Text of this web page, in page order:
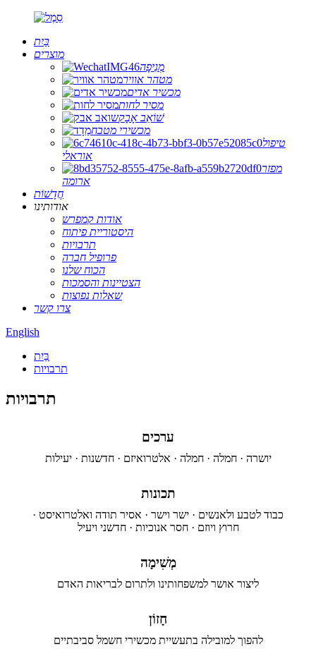
בַּיִת
מוצרים
מְנִיפָה
מטהר אוויר
מכשיר אדים
מסיר לחות
שׁוֹאֵב אָבָק
מכשירי מטבח
טיפול
אוראלי
מפזר
ארומה
חֲדָשׁוֹת
אודותינו
אודות קמפרש
היסטוריית פיתוח
תרבויות
פרופיל חברה
הכוח שלנו
הצטיינות והסמכות
שאלות נפוצות
צרו קשר
English
בַּיִת
תרבויות
תרבויות
ערכים
יושרה · חמלה · חמלה · אלטרואיזם · חדשנות · יעילות
תכונות
כבוד לטבע ולאנשים · ישר וישר · אסיר תודה ואלטרואיסט ·
חרוץ ויוזם · חסר אנוכיות · חדשני ויעיל
מְשִׁימָה
ליצור אושר למשפחותינו ולתרום לבריאות האדם
חָזוֹן
להפוך למובילה בתעשיית מכשירי חשמל סביבתיים